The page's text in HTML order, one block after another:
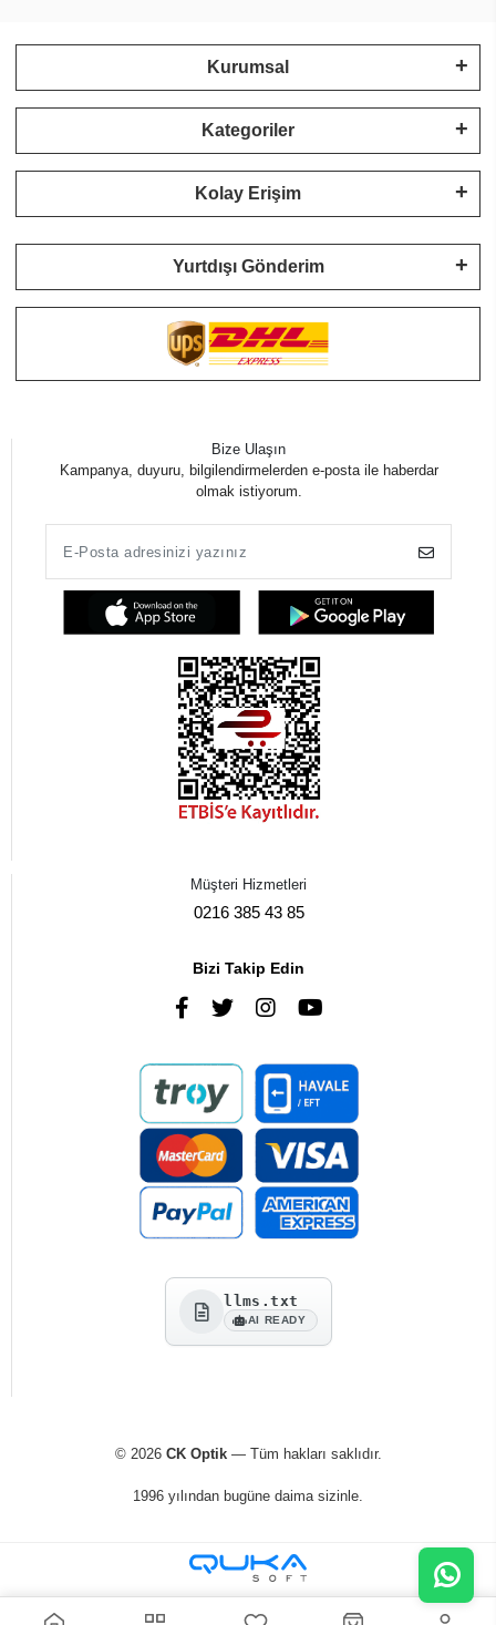
Kurumsal
Kategoriler
Kolay Erişim
Yurtdışı Gönderim
Bize Ulaşın
Kampanya, duyuru, bilgilendirmelerden e-posta ile haberdar
olmak istiyorum.
Müşteri Hizmetleri
0216 385 43 85
Bizi Takip Edin
llms.txt
AI READY
© 2026 CK Optik— Tüm hakları saklıdır.
1996 yılından bugüne daima sizinle.